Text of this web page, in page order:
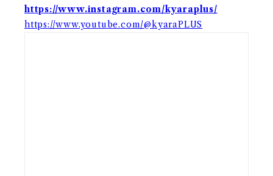
https://www.instagram.com/kyaraplus/
https://www.youtube.com/@kyaraPLUS